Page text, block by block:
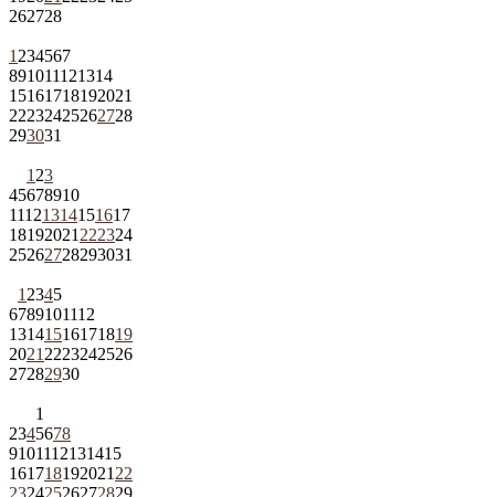
262728
1 234567
891011121314
15161718192021
22232425262728
293031
1 23
45678910
11121314151617
18192021 222324
25262728293031
1 2345
6789101112
13141516171819
2021 2223242526
27282930
1
2345678
9101112131415
161718192021 22
23242526272829